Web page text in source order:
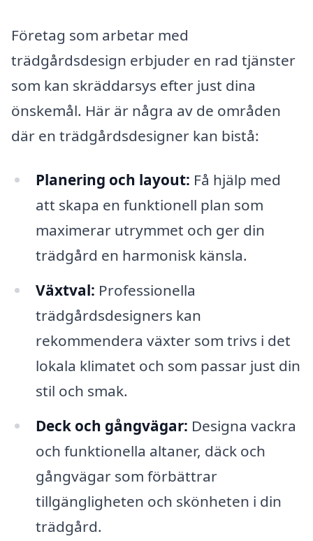
Företag som arbetar med
trädgårdsdesign erbjuder en rad tjänster
som kan skräddarsys efter just dina
önskemål. Här är några av de områden
där en trädgårdsdesigner kan bistå:
Planering och layout: Få hjälp med
att skapa en funktionell plan som
maximerar utrymmet och ger din
trädgård en harmonisk känsla.
Växtval: Professionella
trädgårdsdesigners kan
rekommendera växter som trivs i det
lokala klimatet och som passar just din
stil och smak.
Deck och gångvägar: Designa vackra
och funktionella altaner, däck och
gångvägar som förbättrar
tillgängligheten och skönheten i din
trädgård.